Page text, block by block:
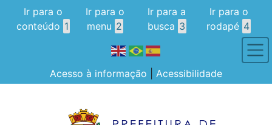
Ir para o
conteúdo 1
Ir para o
menu 2
Ir para a
busca 3
Ir para o
rodapé 4
Acesso à informação Acessibilidade